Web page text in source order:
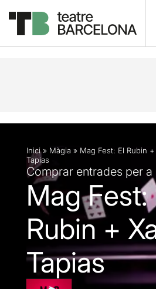
Descripció Fitxa artística
Inici» Màgia » Mag Fest: El Rubin
Tapias
Comprar entrades per a
Mag Fest:
Rubin +
Tapias